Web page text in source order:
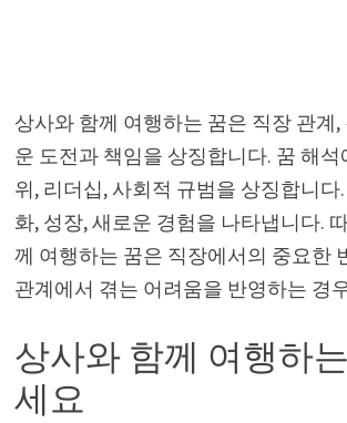
상사와 함께 여행하는 꿈은 직장 관계,
운 도전과 책임을 상징합니다. 꿈 해석
위, 리더십, 사회적 규범을 상징합니다
화, 성장, 새로운 경험을 나타냅니다.
께 여행하는 꿈은 직장에서의 중요한
관계에서 겪는 어려움을 반영하는 경
상사와 함께 여행하
세요